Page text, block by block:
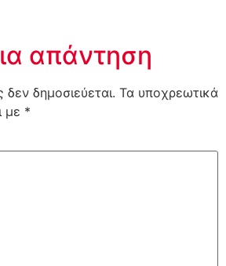
απάντηση
δημοσιεύεται. Τα υποχρεωτικά
με *